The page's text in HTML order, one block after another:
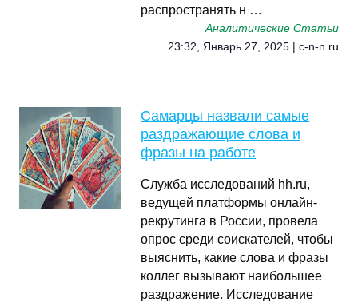
распространять н …
Аналитические Статьи
23:32, Январь 27, 2025 | c-n-n.ru
Самарцы назвали самые
раздражающие слова и
фразы на работе
Служба исследований hh.ru,
ведущей платформы онлайн-
рекрутинга в России, провела
опрос среди соискателей, чтобы
выяснить, какие слова и фразы
коллег вызывают наибольшее
раздражение. Исследование